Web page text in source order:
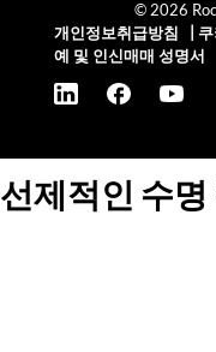
© 2026
개인정보취급방침
예 및 인신매매 성명서
선제적인 수